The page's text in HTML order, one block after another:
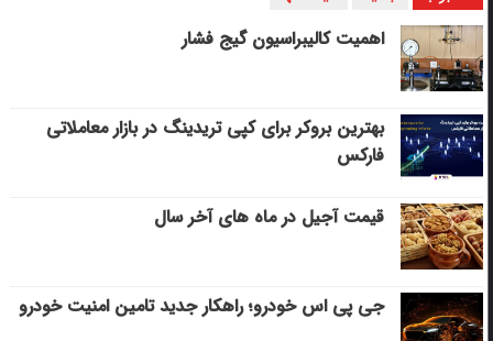
اهمیت کالیبراسیون گیج فشار
بهترین بروکر برای کپی‌ تریدینگ در بازار معاملاتی
فارکس
قیمت آجیل در ماه های آخر سال
جی پی اس خودرو؛ راهکار جدید تامین امنیت خودرو